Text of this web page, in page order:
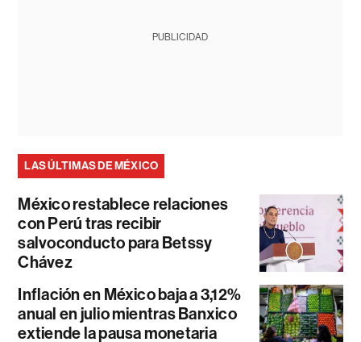
PUBLICIDAD
LAS ÚLTIMAS DE MÉXICO
México restablece relaciones
con Perú tras recibir
salvoconducto para Betssy
Chávez
Inflación en México baja a 3,12%
anual en julio mientras Banxico
extiende la pausa monetaria